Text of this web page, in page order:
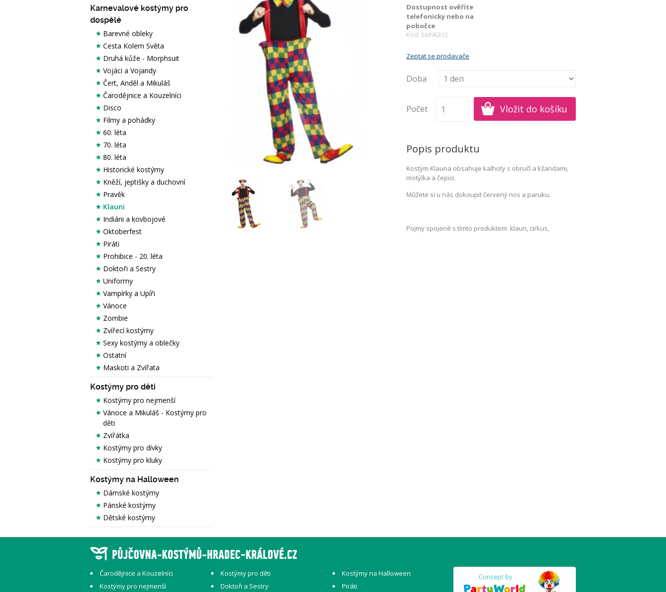
Karnevalové kostýmy pro
dospělé
Barevné obleky
Cesta Kolem Světa
Druhá kůže - Morphsuit
Vojáci a Vojandy
Čert, Anděl a Mikuláš
Čarodějnice a Kouzelníci
Disco
Filmy a pohádky
60. léta
70. léta
80. léta
Historické kostýmy
Kněží, jeptišky a duchovní
Pravěk
Klauni
Indiáni a kovbojové
Oktoberfest
Piráti
Prohibice - 20. léta
Doktoři a Sestry
Uniformy
Vampírky a Upíři
Vánoce
Zombie
Zvířecí kostýmy
Sexy kostýmy a oblečky
Ostatní
Maskoti a Zvířata
Kostýmy pro děti
Kostýmy pro nejmenší
Vánoce a Mikuláš - Kostýmy pro
děti
Zvířátka
Kostýmy pro dívky
Kostýmy pro kluky
Kostýmy na Halloween
Dámské kostýmy
Pánské kostýmy
Dětské kostýmy
Dostupnost ověříte
telefonicky nebo na
pobočce
Kód: SM96312
Zeptat se prodavače
Doba
Počet
Popis produktu
Kostým Klauna obsahuje kalhoty s obručí a kšandami,
motýlka a čepici.
Můžete si u nás dokoupit červený nos a paruku.
Pojmy spojené s tímto produktem: klaun, cirkus,
Čarodějnice a Kouzelníci Kostýmy pro děti
Kostýmy na Halloween
Kostýmy pro nejmenší
Doktoři a Sestry Piráti